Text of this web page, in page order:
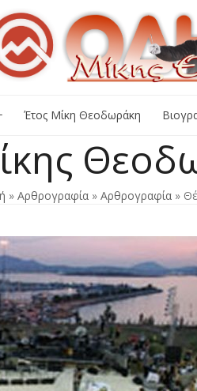
Έτος Μίκη Θεοδωράκη
» Αρθρογραφία» Αρθρογραφία»